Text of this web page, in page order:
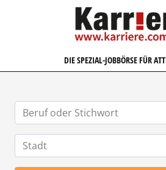
DIE SPEZIAL-JOBBÖRSE FÜR